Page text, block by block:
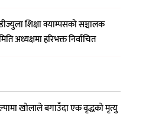
शिक्षा क्याम्पसको सञ्चालक
अध्यक्षमा हरिभक्त निर्वाचित
खोलाले बगाउँदा एक वृद्धको मृत्यु